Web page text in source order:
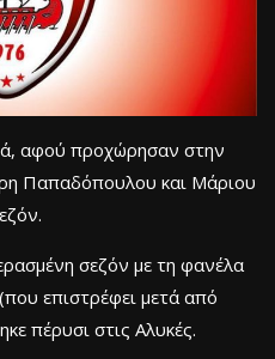
αφού προχώρησαν στην
Παπαδόπουλου και Μάριου
σεζόν με τη φανέλα
επιστρέφει μετά από
πέρυσι στις Αλυκές.